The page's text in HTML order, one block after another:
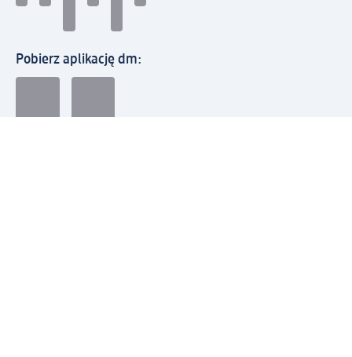
Pobierz aplikację dm: